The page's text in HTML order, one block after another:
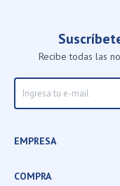
Recibe todas las
EMPRESA
COMPRA